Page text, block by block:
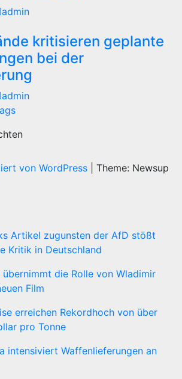
admin
kritisieren geplante
bei der
admin
von WordPress
Theme: Newsup
Artikel zugunsten der AfD stößt
Kritik in Deutschland
die Rolle von Wladimir
Film
erreichen Rekordhoch von über
pro Tonne
intensiviert Waffenlieferungen an